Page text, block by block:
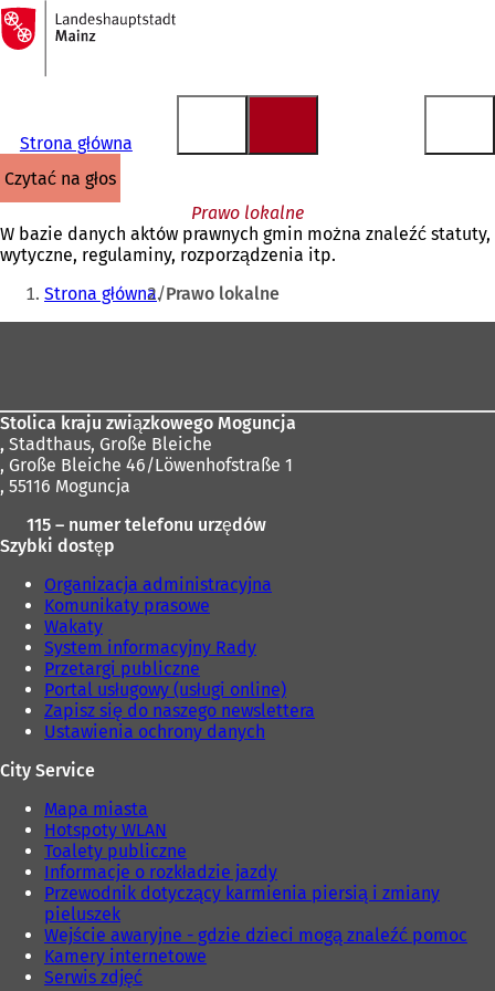
Przejdź do treści
Do
strony
głównej
Strona główna
czytać na głos
Prawo lokalne
W bazie danych aktów prawnych gmin można znaleźć statuty,
wytyczne, regulaminy, rozporządzenia itp.
Jesteś
tutaj:
Strona główna Prawo lokalne
Stolica kraju związkowego Moguncja
, Stadthaus, Große Bleiche
, Große Bleiche 46/Löwenhofstraße 1
, 55116 Moguncja
115 – numer telefonu urzędów
Szybki dostęp
Organizacja administracyjna
Komunikaty prasowe
Wakaty
System informacyjny Rady
Przetargi publiczne
Portal usługowy (usługi online)
Zapisz się do naszego newslettera
Ustawienia ochrony danych
City Service
Mapa miasta
Hotspoty WLAN
Toalety publiczne
Informacje o rozkładzie jazdy
Przewodnik dotyczący karmienia piersią i zmiany
pieluszek
Wejście awaryjne - gdzie dzieci mogą znaleźć pomoc
Kamery internetowe
Serwis zdjęć